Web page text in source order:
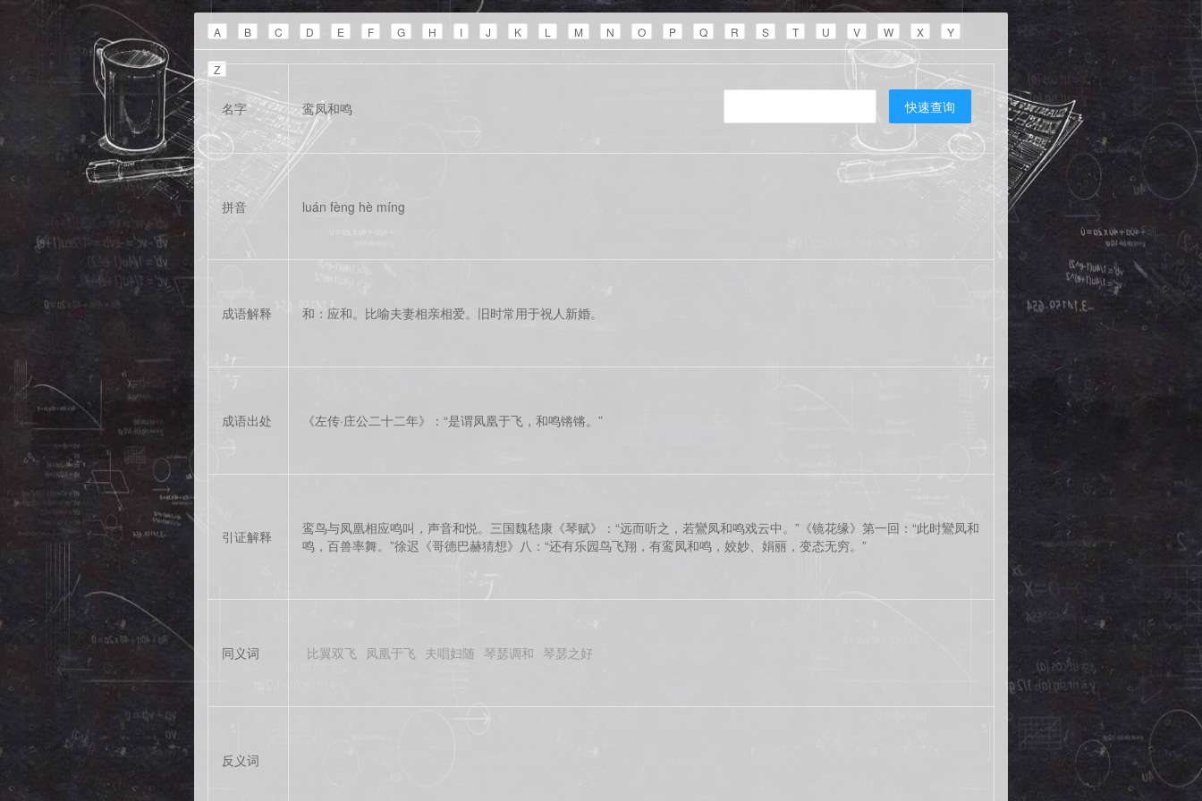
A B C D E F G H I J K L M N O P Q R S T U V W X Y
Z
名字 鸾凤和鸣 快速查询
拼音 luán fèng hè míng
成语解释 和：应和。比喻夫妻相亲相爱。旧时常用于祝人新婚。
成语出处 《左传·庄公二十二年》：“是谓凤凰于飞，和鸣锵锵。”
引证解释
鸾鸟与凤凰相应鸣叫，声音和悦。三国魏嵇康《琴赋》：“远而听之，若鸞凤和鸣戏云中。”《镜花缘》第一回：“此时鸞凤和
鸣，百兽率舞。”徐迟《哥德巴赫猜想》八：“还有乐园鸟飞翔，有鸾凤和鸣，姣妙、娟丽，变态无穷。”
同义词 比翼双飞 凤凰于飞 夫唱妇随 琴瑟调和 琴瑟之好
反义词